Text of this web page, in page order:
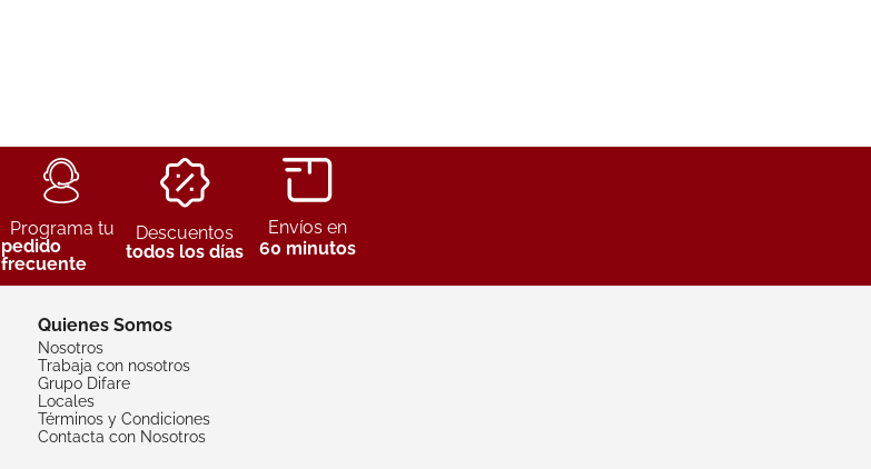
Programa tu
pedido
frecuente
Descuentos
todos los días
Envíos en
60 minutos
Quienes Somos
Nosotros
Trabaja con nosotros
Grupo Difare
Locales
Términos y Condiciones
Contacta con Nosotros